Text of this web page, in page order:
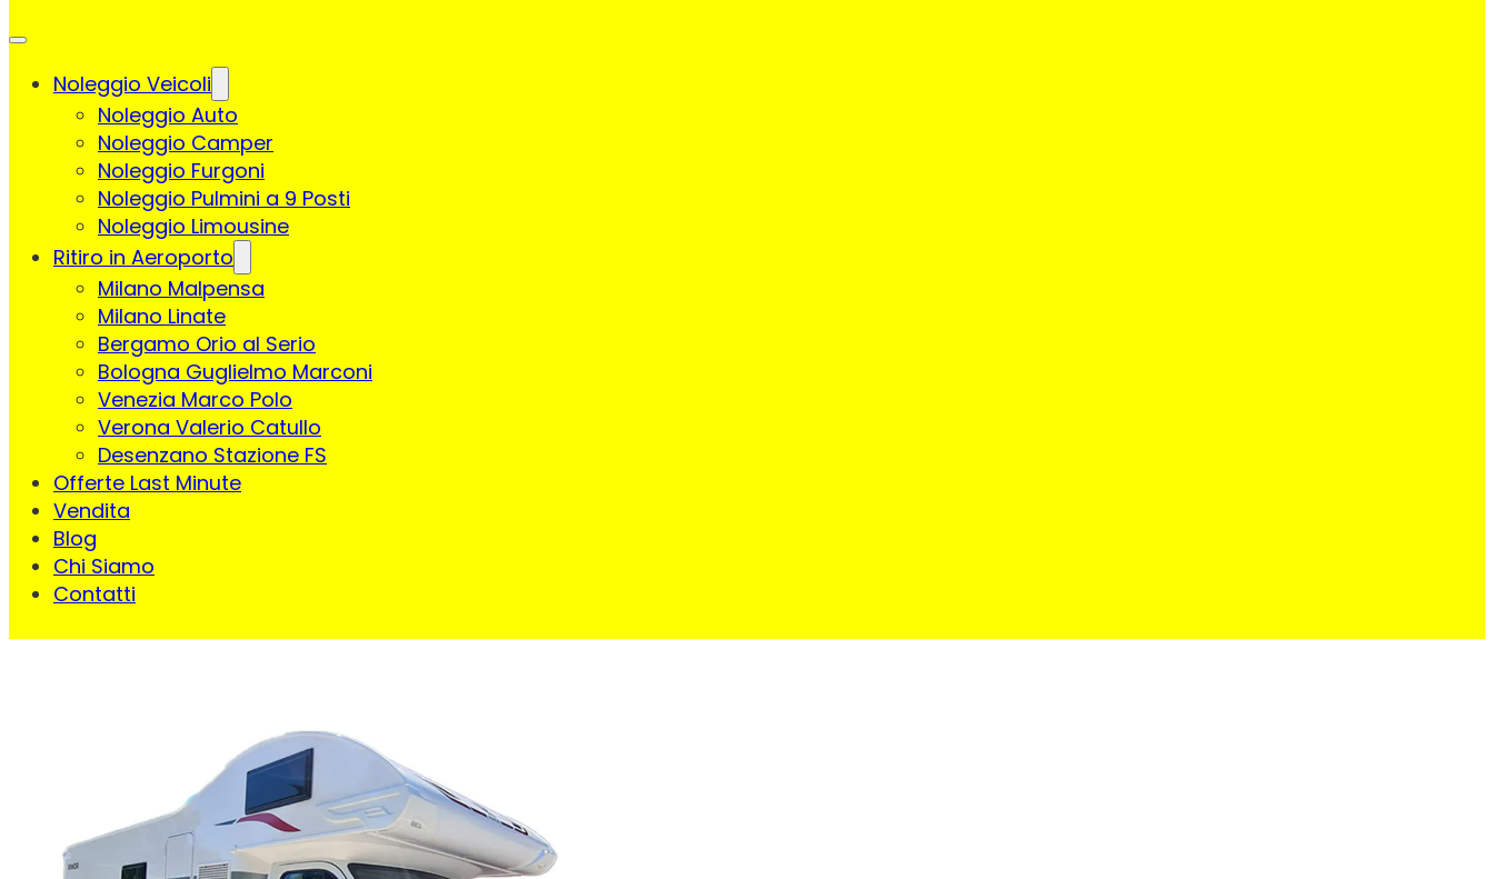
Noleggio Veicoli
Noleggio Auto
Noleggio Camper
Noleggio Furgoni
Noleggio Pulmini a 9 Posti
Noleggio Limousine
Ritiro in Aeroporto
Milano Malpensa
Milano Linate
Bergamo Orio al Serio
Bologna Guglielmo Marconi
Venezia Marco Polo
Verona Valerio Catullo
Desenzano Stazione FS
Offerte Last Minute
Vendita
Blog
Chi Siamo
Contatti